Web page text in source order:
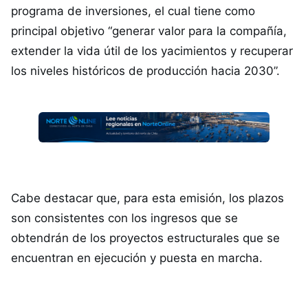
programa de inversiones, el cual tiene como
principal objetivo “generar valor para la compañía,
extender la vida útil de los yacimientos y recuperar
los niveles históricos de producción hacia 2030”.
Cabe destacar que, para esta emisión, los plazos
son consistentes con los ingresos que se
obtendrán de los proyectos estructurales que se
encuentran en ejecución y puesta en marcha.